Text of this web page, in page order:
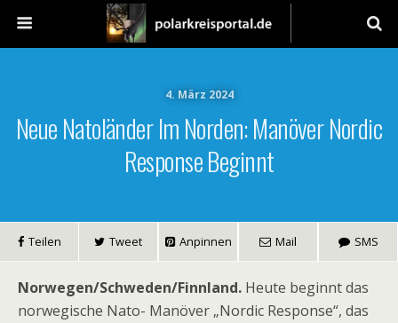
4. März 2024
Neue Natoländer Im Norden: Manöver Nordic
Response Beginnt
Teilen Tweet Anpinnen Mail SMS
Norwegen/Schweden/Finnland. Heute beginnt das
norwegische Nato- Manöver „Nordic Response“, das